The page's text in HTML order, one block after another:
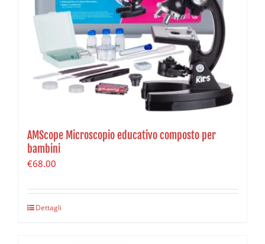
AMScope Microscopio educativo composto per
bambini
€68.00
Dettagli